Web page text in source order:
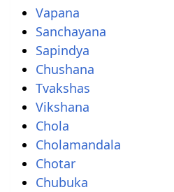
Vapana
Sanchayana
Sapindya
Chushana
Tvakshas
Vikshana
Chola
Cholamandala
Chotar
Chubuka